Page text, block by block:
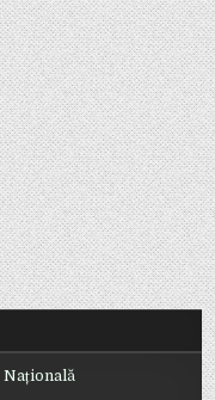
cu tema „Ghiduri privind
DE INSTRUIRE CU TEMA „GHIDURI